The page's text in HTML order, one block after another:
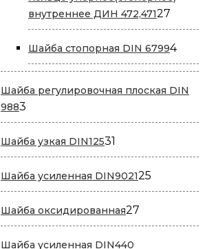
внутреннее ДИН 472,47127
Шайба стопорная DIN 679944
Шайба регулировочная плоская DIN
9883
товара
Шайба узкая DIN12531
товар
Шайба усиленная DIN902125
товаров
Шайба оксидированная27
товаров
Шайба усиленная DIN440